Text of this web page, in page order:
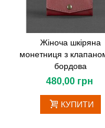
Жіноча шкіряна
монетниця з
бордова
480,00 грн
КУПИТИ